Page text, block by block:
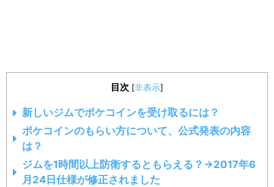
目次 [非表示]
新しいジムでポケコインを受け取るには？
ポケコインのもらい方について、公式発表の内容
は？
ジムを1時間以上防衛するともらえる？→2017年6
月24日仕様が修正されました